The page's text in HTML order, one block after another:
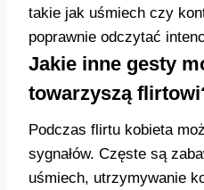
takie jak uśmiech czy
poprawnie odczytać
Jakie inne gesty
towarzyszą
Podczas flirtu kobieta
sygnałów. Częste są
uśmiech, utrzymywanie